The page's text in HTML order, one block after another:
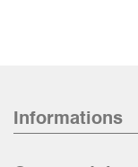
Informations